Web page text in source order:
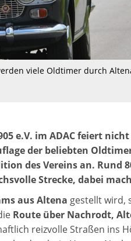
viele Oldtimer durch
e.V. im ADAC feiert
der beliebten
des Vereins an. Rund
Strecke, dabei
aus Altena gestellt wird,
Route über Nachrodt,
reizvolle Straßen ins